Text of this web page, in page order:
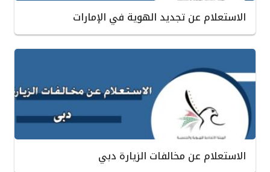
الاستعلام عن تجديد الهوية في الإمارات
الاستعلام عن مخالفات الزيارة دبي